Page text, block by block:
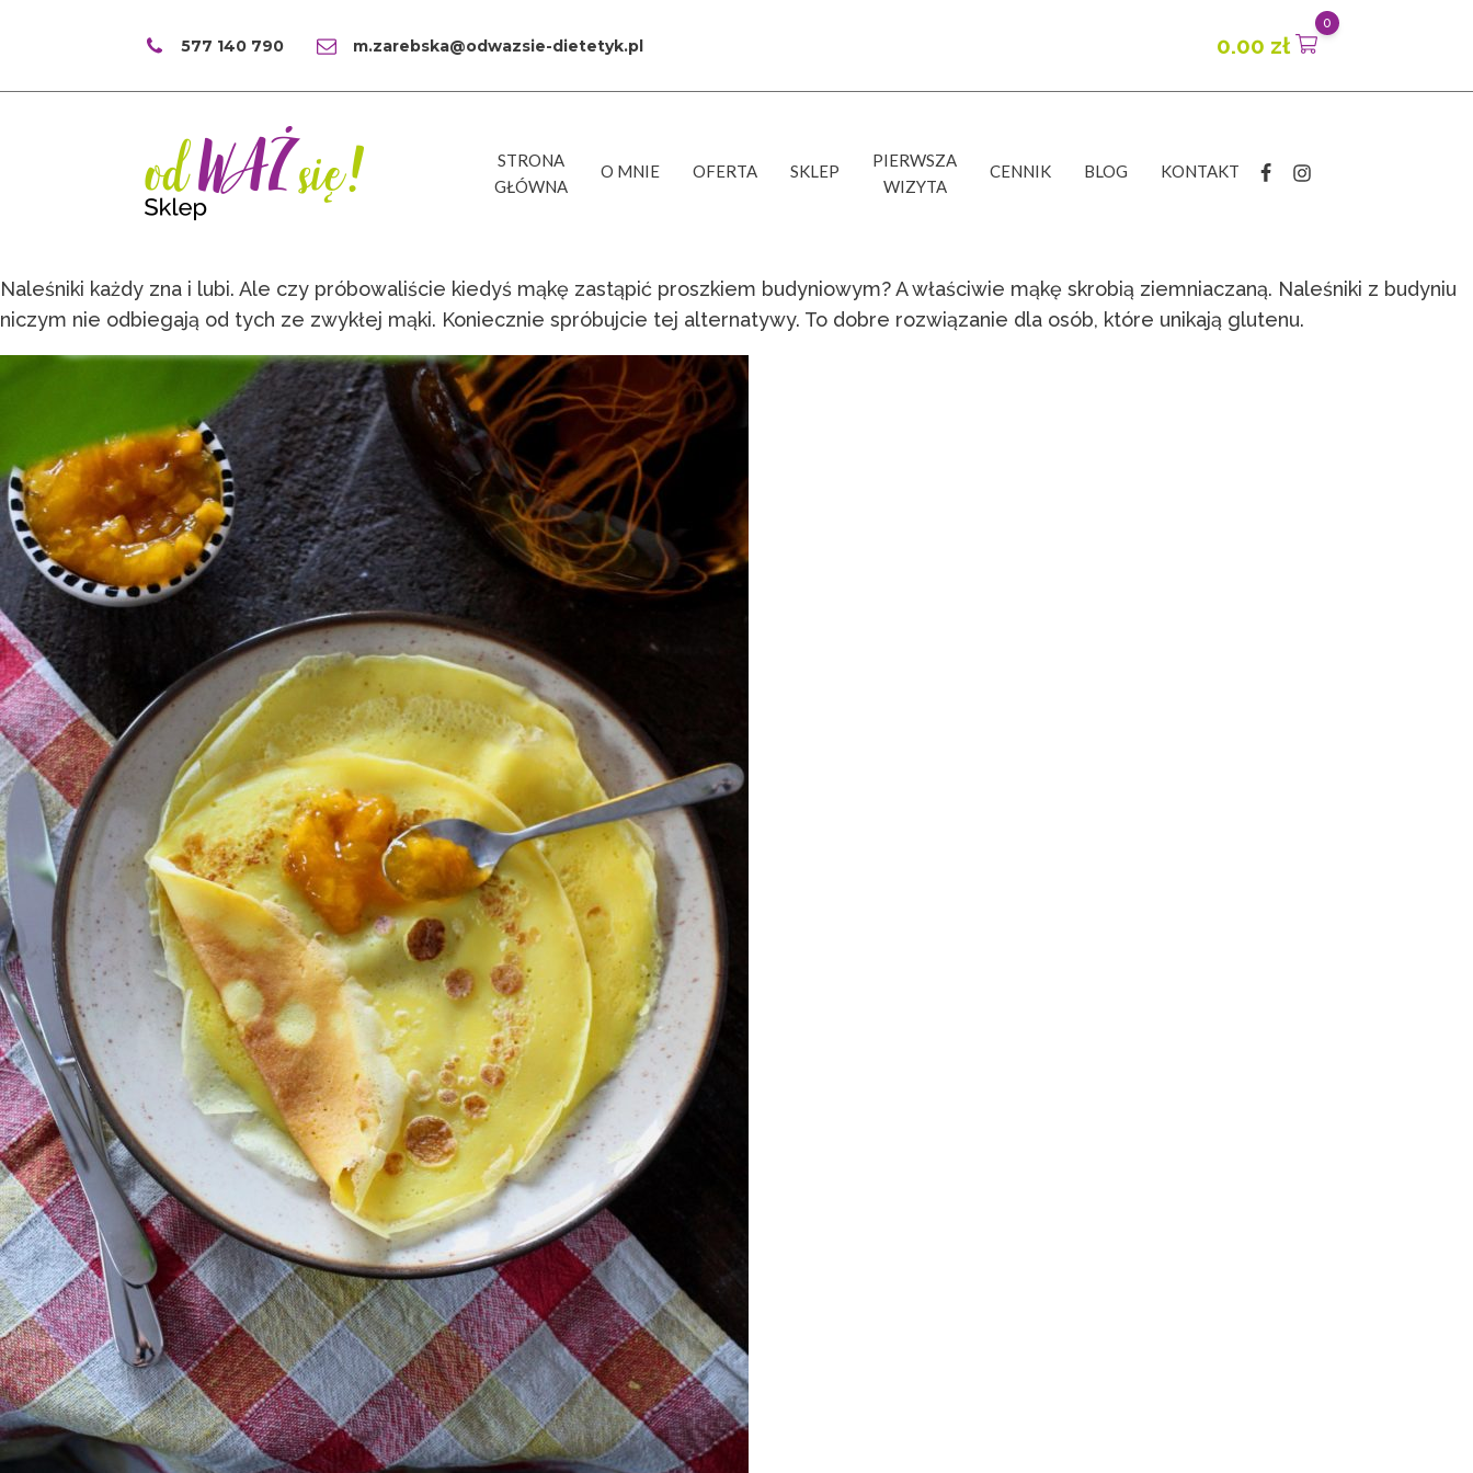
577 140 790 m.zarebska@odwazsie-dietetyk.pl 0.00 zł
0
STRONA
GŁÓWNA
O MNIE OFERTA SKLEP
PIERWSZA
WIZYTA
CENNIK BLOG KONTAKT
Naleśniki każdy zna i lubi. Ale czy próbowaliście kiedyś mąkę zastąpić proszkiem budyniowym? A właściwie mąkę skrobią ziemniaczaną. Naleśniki z budyniu
niczym nie odbiegają od tych ze zwykłej mąki. Koniecznie spróbujcie tej alternatywy. To dobre rozwiązanie dla osób, które unikają glutenu.